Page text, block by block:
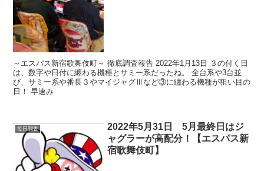
～エスパス新宿歌舞伎町～ 徹底調査報告 2022年1月13日 ３の付く日
は、数字や日付に纏わる機種とサミー系だったね。 全台系や3台並
び、サミー系や番長３やマイジャグⅢなど③に纏わる機種が狙い目の
日！ 早速み
毎日調査
2022年5月31日 5月最終日はジ
ャグラーが高配分！【エスパス新
宿歌舞伎町】